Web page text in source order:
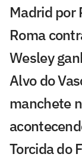
Madrid por
Roma
Wesley
Alvo do
manchete
Torcida do